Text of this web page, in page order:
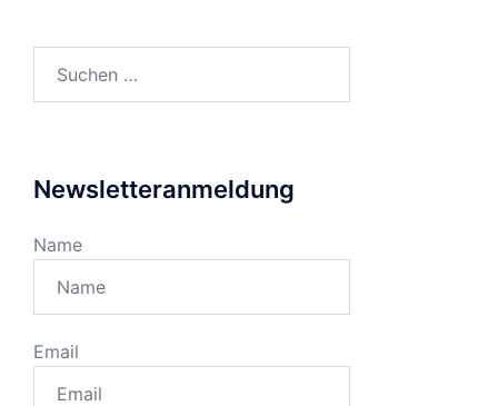
Newsletteranmeldung
Name
Email